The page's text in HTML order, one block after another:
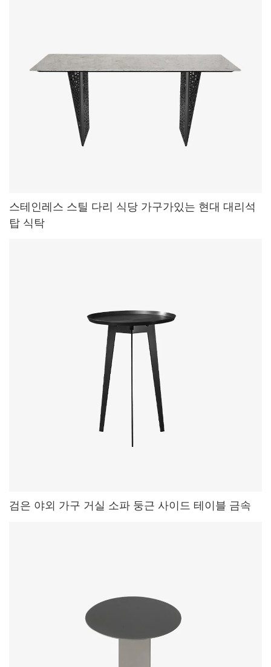
스테인레스 스틸 다리 식당 가구가있는 현대 대리석
탑 식탁
검은 야외 가구 거실 소파 둥근 사이드 테이블 금속